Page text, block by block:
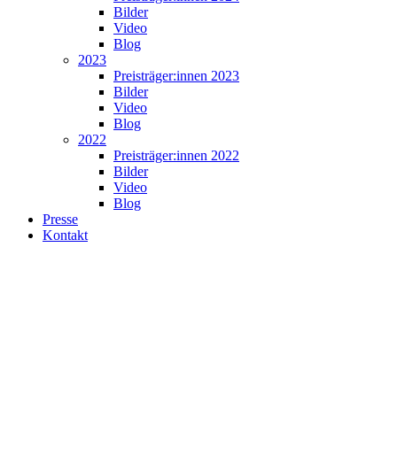
Bilder
Video
Blog
2023
Preisträger:innen 2023
Bilder
Video
Blog
2022
Preisträger:innen 2022
Bilder
Video
Blog
Presse
Kontakt